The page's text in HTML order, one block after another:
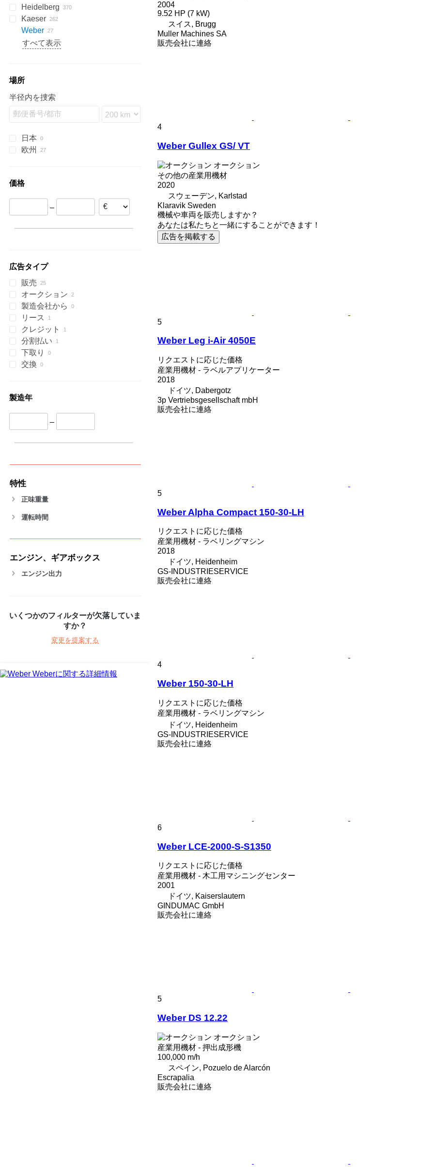
LT
QAS
QAX
QEP
XAS
XATS
XAVS
XRHS
XRVS
315
320
330
365
G-series
GC
M-series
V-series
DS
H-series
KTA
CTX
DMU
KF
D-series
F2L912
S-series
SP
W-series
B-series
G-series
AK
DW
DZ
DC
LHF
ORIGO
SJ
TF
VF
VSC
TF
ESE
EZG
SureColor
LBM
P-series
700-series
Concept
FDT
Transit
HB
F-Line
EM
MCM
CTF
V20
VB
VT
DPAS
DPS
DVR
DVS
LT
PLD
AKF
ZS
RH
SE
SL
FS
EC
SL
ST
VF
HSLX
TS
SL
H-series
HD
VB
VF
103 LO
103 SP
107-20
136D
Heidelberg
GTO
GTP
Kord
Stahlfolder
Suprasetter
C-series
U-series
UWF
HFW
HYW
A-series
FXS
H-series
TS
Kal
Profi
EB
EU
WT
AC
AFC
BQ
PJ
SPF
ST
StitchLiner
VAC
HKN
VMX
FS
TS
H-series
i-Series
PW
Daily
G-series
P-series
R-series
1600
550
8010
G-Series
FC
HF
KR
Kaeser
AS
BS
KKS
KK
Minarc
ZSW
Crambo
Terminator
KR
D-series
K-series
FW
ES
B-series
HD
500
600
E-series
R-series
DTS
LE
TGM
K-series
T-series
Shark
Tiger
Junior
Variosteff
MH 400 P
MH 500 W
MT
P-series
RB
HQR
Integrex
Variaxis
Sprinter
Vito
LBV
MC
UCP
WF
Big Blue
Bobcat
D-series
Crysta-Apex
Aero
Condo
KNC 5 1500
CL
NL
GE
TS
LT
QP
MD
MT
Citoborma
Multinak S
NV
LB
GEH
GEP
V-series
OPTImill
S2R
1100 Series
2500 Series
Expert
Partner
CH4000
GF
FCA
ES
GBL
SM3
AMT
DZ
Kangoo
Master
GF2
535
MDVN
VRK
SR
Olimpic
J-series
MS
W-series
D-series
Professional
T-10
SSDP
TS
F-series
38K
65K
CookieMAK
PastryMAK
TW
820
RL
Surfacer
RL
Deco
M-Series
VB
VT
Proace
TNK
TNL
X-BOX
X-CHAIN
T 23F
TM 52
TruLaser
TruMatic
T600
T650M2
TSC
BFT 90/3
Caddy
Crafter
840
ECR
HK
SP
Compact
Piccolo I-4
G-series
HX
LTN
Weber
DF
Hydromat
EBO 68
MZA
W-series
Quickbinder
Versant
LPG
すべて表示
場所
半径内を捜索
日本
欧州
スイス
イタリア
価格
–
広告タイプ
販売
オークション
製造会社から
リース
クレジット
分割払い
下取り
交換
製造年
–
特性
正味重量
運転時間
エンジン、ギアボックス
エンジン出力
いくつかのフィルターが欠落していま
すか？
変更を提案する
Weberに関する詳細情報
2004
9.52 HP (7 kW)
スイス, Brugg
Muller Machines SA
販売会社に連絡
4
Weber Gullex GS/ VT
オークション
その他の産業用機材
2020
スウェーデン, Karlstad
Klaravik Sweden
機械や車両を販売しますか？
あなたは私たちと一緒にすることができます！
広告を掲載する
5
Weber Leg i-Air 4050E
リクエストに応じた価格
産業用機材 - ラベルアプリケーター
2018
ドイツ, Dabergotz
3p Vertriebsgesellschaft mbH
販売会社に連絡
5
Weber Alpha Compact 150-30-LH
リクエストに応じた価格
産業用機材 - ラベリングマシン
2018
ドイツ, Heidenheim
GS-INDUSTRIESERVICE
販売会社に連絡
4
Weber 150-30-LH
リクエストに応じた価格
産業用機材 - ラベリングマシン
ドイツ, Heidenheim
GS-INDUSTRIESERVICE
販売会社に連絡
6
Weber LCE-2000-S-S1350
リクエストに応じた価格
産業用機材 - 木工用マシニングセンター
2001
ドイツ, Kaiserslautern
GINDUMAC GmbH
販売会社に連絡
5
Weber DS 12.22
オークション
産業用機材 - 押出成形機
100,000 m/h
スペイン, Pozuelo de Alarcón
Escrapalia
販売会社に連絡